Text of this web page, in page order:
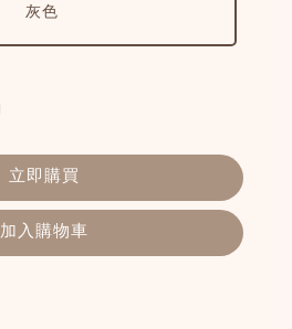
灰色
立即購買
加入購物車